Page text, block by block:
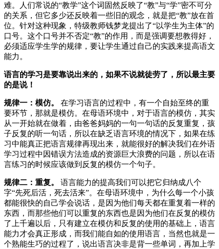
难。人们常说的“教学”这个词固然反映了“教”与“学”密不可分
的关系，但它多少还反映着一些旧的观念，就是把“教”放在首
位。针对这种现象，特级教师钱梦龙提出了“以学生为主体”的
口号。这个口号并不否定“教”的作用，而是强调要想教得好，
必须适应学生学的规律，要让学生通过自己的实践来提高语文
能力。
语言的学习是要靠说出来的，如果不说就徒劳了，所以最主要
的是说！
规律一：模仿。
在学习语言的过程中，有一个自始至终的重
要环节，那就是模仿。在母语环境中，对于语言的模仿，其实
从一开始就在做着，由爸爸妈妈的一句一句话的反复重复，孩
子反复的听一句话，所以在缺乏语言环境的情况下，如果在练
习中能真正把语言规律再现出来，就能很好的解决我们在外语
学习过程中因错误方法造成的资源巨大浪费的问题，所以在语
言练习的时候应该做到反复的模仿一个句子。
规律二：重复。
语言能力的提高我们可以把它归纳成八个
字“先死后活，死去活来”。在母语环境中，为什么每一个小孩
都能很快的自己学会说话，是因为他们每天都在重复着一样的
东西，而那些他们可以重复的东西也是因为他们在反复的模仿
了上千遍以后，只有建立在模仿和反复的使用的基础上，语言
能力才会真正形成，而我们能自如的使用语言，当然也就是一
个熟能生巧的过程了，说出语言决非是背一些单词，再加上学